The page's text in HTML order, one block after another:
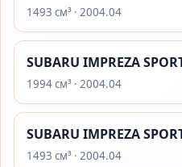
1493 см³ · 2004.04
SUBARU IMPREZA
1994 см³ · 2004.04
SUBARU IMPREZA
1493 см³ · 2004.04